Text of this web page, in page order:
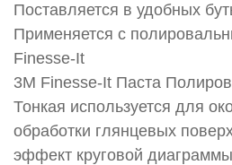
Поставляется в удобных
Применяется с
Finesse-It
3M Finesse-It Паста
Тонкая используется для
обработки глянцевых
эффект круговой